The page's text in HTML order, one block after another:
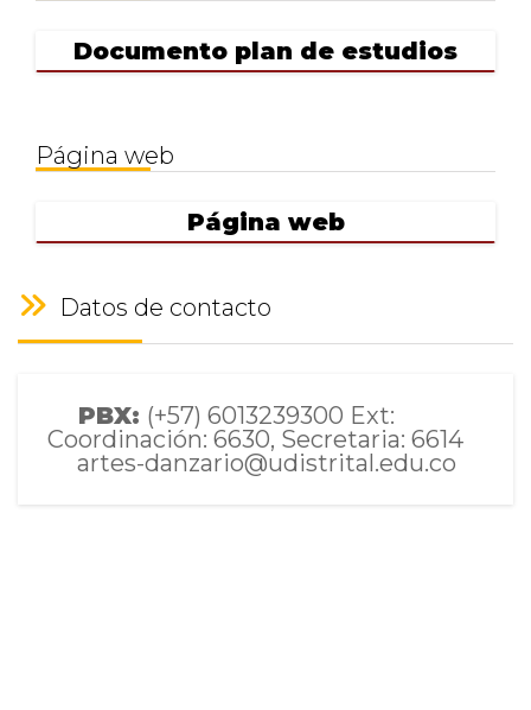
Documento plan de estudios
Página web
Página web
Datos de contacto
PBX: (+57) 6013239300 Ext:
Coordinación: 6630, Secretaria: 6614
artes-danzario@udistrital.edu.co